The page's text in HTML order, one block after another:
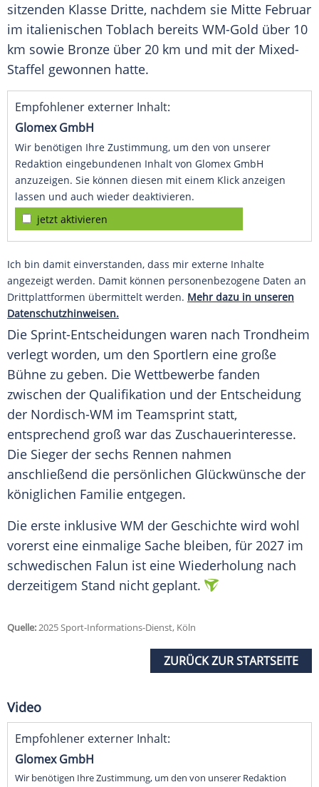
sitzenden Klasse Dritte, nachdem sie Mitte Februar
im italienischen Toblach bereits WM-Gold über 10
km sowie Bronze über 20 km und mit der Mixed-
Staffel gewonnen hatte.
Empfohlener externer Inhalt:
Glomex GmbH
Wir benötigen Ihre Zustimmung, um den von unserer
Redaktion eingebundenen Inhalt von Glomex GmbH
anzuzeigen. Sie können diesen mit einem Klick anzeigen
lassen und auch wieder deaktivieren.
jetzt aktivieren
Ich bin damit einverstanden, dass mir externe Inhalte
angezeigt werden. Damit können personenbezogene Daten an
Drittplattformen übermittelt werden. Mehr dazu in unseren
Datenschutzhinweisen.
Die Sprint-Entscheidungen waren nach Trondheim
verlegt worden, um den Sportlern eine große
Bühne zu geben. Die Wettbewerbe fanden
zwischen der Qualifikation und der Entscheidung
der Nordisch-WM im Teamsprint statt,
entsprechend groß war das Zuschauerinteresse.
Die Sieger der sechs Rennen nahmen
anschließend die persönlichen Glückwünsche der
königlichen Familie entgegen.
Die erste inklusive WM der Geschichte wird wohl
vorerst eine einmalige Sache bleiben, für 2027 im
schwedischen Falun ist eine Wiederholung nach
derzeitigem Stand nicht geplant.
Quelle:2025 Sport-Informations-Dienst, Köln
ZURÜCK ZUR STARTSEITE
Video
Empfohlener externer Inhalt:
Glomex GmbH
Wir benötigen Ihre Zustimmung, um den von unserer Redaktion